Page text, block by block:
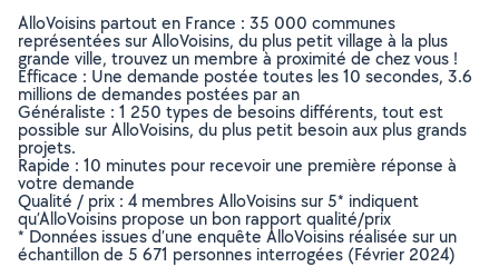
AlloVoisins partout en France : 35 000 communes
représentées sur AlloVoisins, du plus petit village à la plus
grande ville, trouvez un membre à proximité de chez vous !
Efficace : Une demande postée toutes les 10 secondes, 3.6
millions de demandes postées par an
Généraliste : 1 250 types de besoins différents, tout est
possible sur AlloVoisins, du plus petit besoin aux plus grands
projets.
Rapide : 10 minutes pour recevoir une première réponse à
votre demande
Qualité / prix : 4 membres AlloVoisins sur 5* indiquent
qu’AlloVoisins propose un bon rapport qualité/prix
* Données issues d’une enquête AlloVoisins réalisée sur un
échantillon de 5 671 personnes interrogées (Février 2024)